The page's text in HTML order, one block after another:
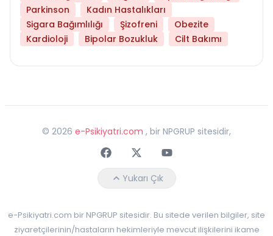
Parkinson
Kadın Hastalıkları
Sigara Bağımlılığı
Şizofreni
Obezite
Kardioloji
Bipolar Bozukluk Cilt Bakımı
© 2026 e-Psikiyatri.com , bir NPGRUP sitesidir,
FaceebokTwitterYoutube
Yukarı Çık
e-Psikiyatri.com bir NPGRUP sitesidir. Bu sitede verilen bilgiler, site
ziyaretçilerinin/hastaların hekimleriyle mevcut ilişkilerini ikame